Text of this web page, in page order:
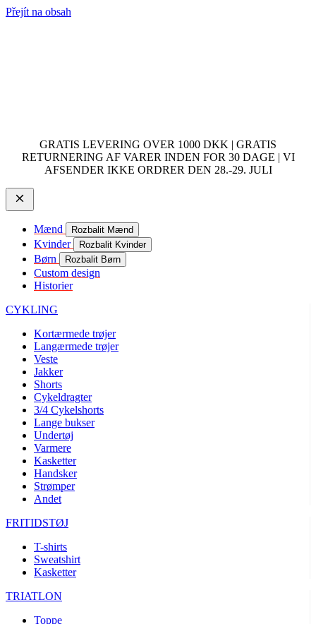
Přejít na obsah
GRATIS LEVERING OVER 1000 DKK | GRATIS
RETURNERING AF VARER INDEN FOR 30 DAGE | VI
AFSENDER IKKE ORDRER DEN 28.-29. JULI
Mænd Rozbalit Mænd
Kvinder Rozbalit Kvinder
Børn Rozbalit Børn
Custom design
Historier
CYKLING
Kortærmede trøjer
Langærmede trøjer
Veste
Jakker
Shorts
Cykeldragter
3/4 Cykelshorts
Lange bukser
Undertøj
Varmere
Kasketter
Handsker
Strømper
Andet
FRITIDSTØJ
T-shirts
Sweatshirt
Kasketter
TRIATLON
Toppe